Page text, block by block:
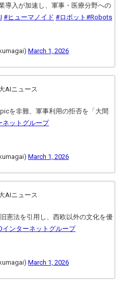
導入が加速し、軍事・医療分野への
#ヒューマノイド #ロボット #Robots
March 1, 2026
AIニュース
を非難、軍事利用の拒否を「大間
ネットグループ
March 1, 2026
AIニュース
憲法を引用し、西欧以外の文化を優
インターネットグループ
March 1, 2026